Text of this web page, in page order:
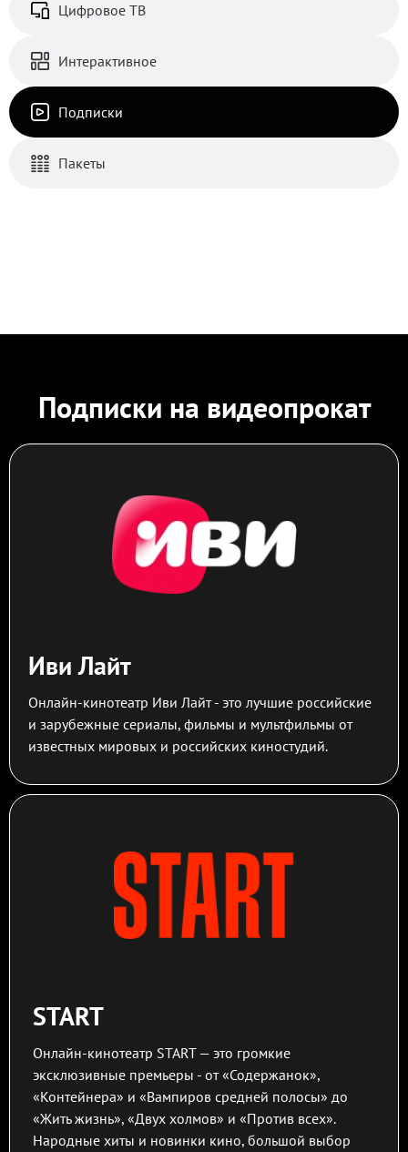
Цифровое ТВ
Интерактивное
Подписки
Пакеты
Подписки на видеопрокат
Иви Лайт
Онлайн-кинотеатр Иви Лайт - это лучшие российские
и зарубежные сериалы, фильмы и мультфильмы от
известных мировых и российских киностудий.
START
Онлайн-кинотеатр START — это громкие
эксклюзивные премьеры - от «Содержанок»,
«Контейнера» и «Вампиров средней полосы» до
«Жить жизнь», «Двух холмов» и «Против всех».
Народные хиты и новинки кино, большой выбор